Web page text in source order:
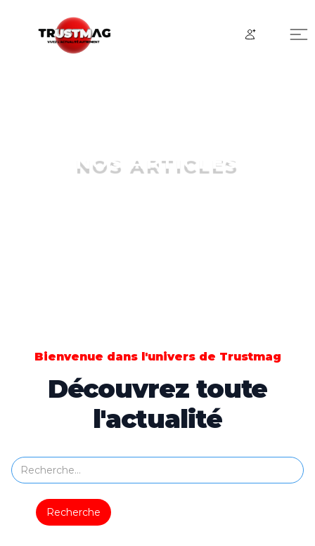
NOS ARTICLES
Bienvenue dans l'univers de Trustmag
Découvrez toute
l'actualité